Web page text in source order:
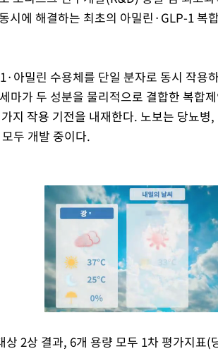
시에 해결하는 최초의 아밀린·GLP-1 복
아밀린 수용체를 단일 분자로 동시 작용
마가 두 성분을 물리적으로 결합한 복합
지 작용 기전을 내재한다. 노보는 당뇨
두 개발 중이다.
상 2상 결과, 6개 용량 모두 1차 평가지표